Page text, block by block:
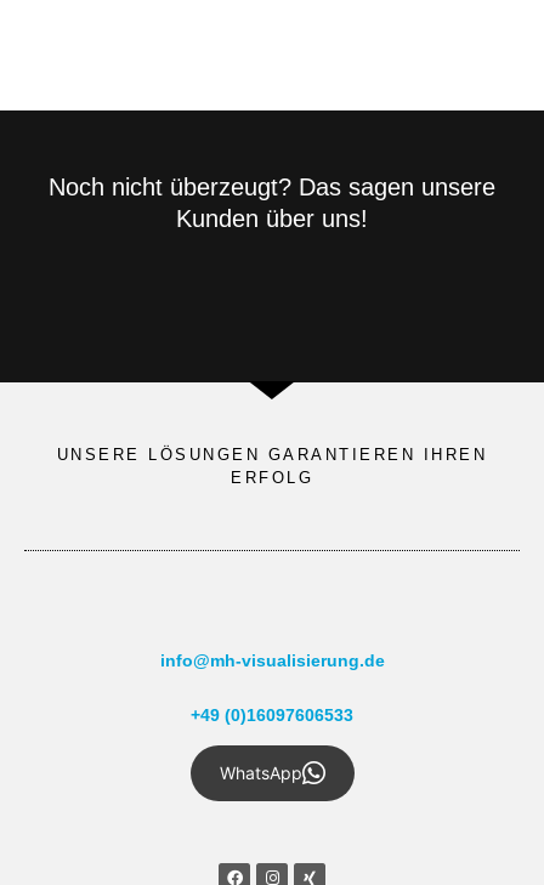
Noch nicht überzeugt? Das sagen unsere
Kunden über uns!
UNSERE LÖSUNGEN GARANTIEREN IHREN
ERFOLG
info@mh-visualisierung.de
+49 (0)16097606533
WhatsApp